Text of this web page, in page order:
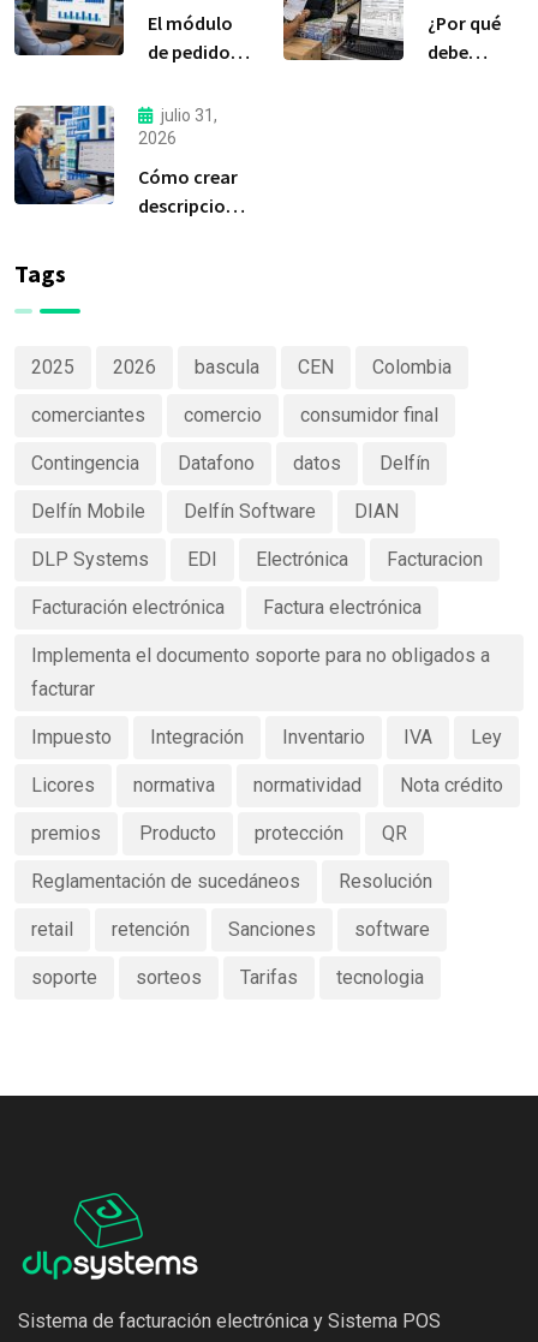
El módulo
de pedidos:
la
herramienta
más
importante
¿Por qué
debe
julio 31,
2026
Cómo crear
descripciones
Tags
2025 2026 bascula CEN Colombia
comerciantes comercio consumidor final
Contingencia Datafono datos Delfín
Delfín Mobile Delfín Software DIAN
DLP Systems EDI Electrónica Facturacion
Facturación electrónica Factura electrónica
Implementa el documento soporte para no obligados a
facturar
Impuesto Integración Inventario IVA Ley
Licores normativa normatividad Nota crédito
premios Producto protección QR
Reglamentación de sucedáneos Resolución
retail retención Sanciones software
soporte sorteos Tarifas tecnologia
Sistema de facturación electrónica y Sistema POS